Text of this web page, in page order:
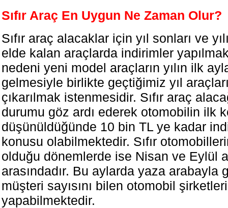
Sıfır Araç En Uygun Ne Zaman Olur?
Sıfır araç alacaklar için yıl sonları ve
elde kalan araçlarda indirimler
nedeni yeni model araçların yılın ilk
gelmesiyle birlikte geçtiğimiz yıl
çıkarılmak istenmesidir. Sıfır araç
durumu göz ardı ederek otomobilin ilk
düşünüldüğünde 10 bin TL ye kadar
konusu olabilmektedir. Sıfır
olduğu dönemlerde ise Nisan ve Eylül
arasındadır. Bu aylarda yaza arabayla
müşteri sayısını bilen otomobil
yapabilmektedir.